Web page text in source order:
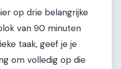
op drie belangrijke
van 90 minuten
taak, geef je je
om volledig op die